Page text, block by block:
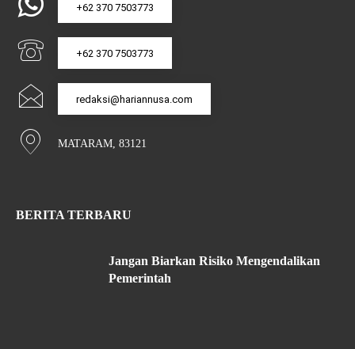
+62 370 7503773
+62 370 7503773
redaksi@hariannusa.com
MATARAM, 83121
BERITA TERBARU
Jangan Biarkan Risiko Mengendalikan
Pemerintah